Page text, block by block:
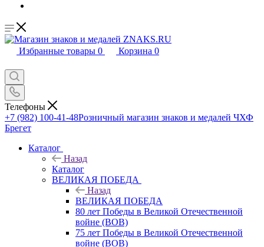
Избранные товары 0 Корзина 0
Телефоны
+7 (982) 100-41-48Розничный магазин знаков и медалей ЧХФ
Брегет
Каталог
Назад
Каталог
ВЕЛИКАЯ ПОБЕДА
Назад
ВЕЛИКАЯ ПОБЕДА
80 лет Победы в Великой Отечественной
войне (ВОВ)
75 лет Победы в Великой Отечественной
войне (ВОВ)